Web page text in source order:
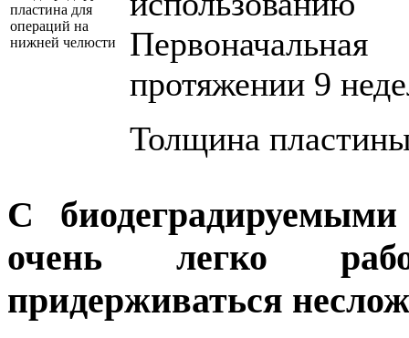
протяжении 9
Толщина
С
очень легко
придерживаться